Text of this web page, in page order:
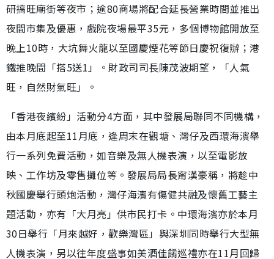
研搞旺廟街等夜市；逾80商場將配合延長營業時間並推出
夜間市集及優惠，戲院夜場最平35元，多個博物館開放至
晚上10時，大坑舞火龍以至國慶煙花等節日慶祝復辦；港
鐵推晚間「搭5送1」。財政司司長陳茂波期望，「人氣
旺，自然財氣旺」。
「香港夜繽紛」活動分4方面，其中發展局聯同不同機構，
由本月底起至11月底，逢周末在觀塘、灣仔及西環海濱舉
行一系列免費活動，如音樂及無人機表演，以至電影放
映、工作坊及零售攤位等。發展局局長甯漢豪稱，將趁中
秋國慶舉行頭炮活動，灣仔海濱有傷健共融及懷舊工藝主
題活動，亦有「大月亮」供市民打卡。中環海濱亦於本月
30日舉行「月來越好，歡樂灣區」與深圳同時舉行大型無
人機表演，另以往年度盛事如美酒佳餚巡禮亦在11月回歸